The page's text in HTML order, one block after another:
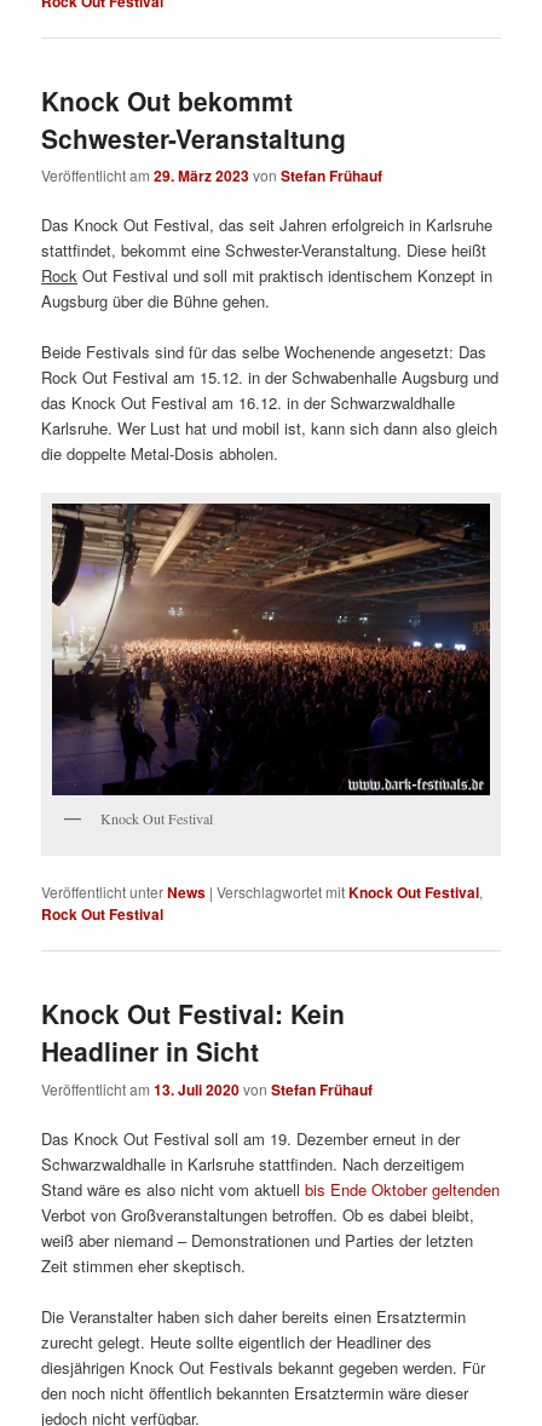
Knock Out bekommt
Schwester-Veranstaltung
Veröffentlicht am29. März 2023vonStefan Frühauf
Das Knock Out Festival, das seit Jahren erfolgreich in Karlsruhe
stattfindet, bekommt eine Schwester-Veranstaltung. Diese heißt
Rock Out Festival und soll mit praktisch identischem Konzept in
Augsburg über die Bühne gehen.
Beide Festivals sind für das selbe Wochenende angesetzt: Das
Rock Out Festival am 15.12. in der Schwabenhalle Augsburg und
das Knock Out Festival am 16.12. in der Schwarzwaldhalle
Karlsruhe. Wer Lust hat und mobil ist, kann sich dann also gleich
die doppelte Metal-Dosis abholen.
Knock Out Festival
Veröffentlicht unterNews |Verschlagwortet mitKnock Out Festival,
Rock Out Festival
Knock Out Festival: Kein
Headliner in Sicht
Veröffentlicht am13. Juli 2020vonStefan Frühauf
Das Knock Out Festival soll am 19. Dezember erneut in der
Schwarzwaldhalle in Karlsruhe stattfinden. Nach derzeitigem
Stand wäre es also nicht vom aktuellbis Ende Oktober geltenden
Verbot von Großveranstaltungen betroffen. Ob es dabei bleibt,
weiß aber niemand – Demonstrationen und Parties der letzten
Zeit stimmen eher skeptisch.
Die Veranstalter haben sich daher bereits einen Ersatztermin
zurecht gelegt. Heute sollte eigentlich der Headliner des
diesjährigen Knock Out Festivals bekannt gegeben werden. Für
den noch nicht öffentlich bekannten Ersatztermin wäre dieser
jedoch nicht verfügbar.